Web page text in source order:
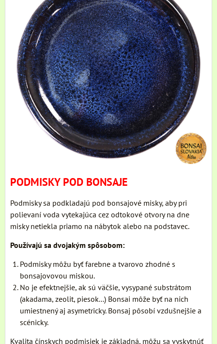
PODMISKY POD BONSAJE
Podmisky sa podkladajú pod bonsajové misky, aby pri
polievaní voda vytekajúca cez odtokové otvory na dne
misky netiekla priamo na nábytok alebo na podstavec.
Používajú sa dvojakým spôsobom:
Podmisky môžu byť farebne a tvarovo zhodné s
bonsajovovou miskou.
No je efektnejšie, ak sú väčšie, vysypané substrátom
(akadama, zeolit, piesok...) Bonsai môže byť na nich
umiestnený aj asymetricky. Bonsaj pôsobí vzdušnejšie a
scénicky.
Kvalita čínskych podmisiek je základná, môžu sa vyskytnúť